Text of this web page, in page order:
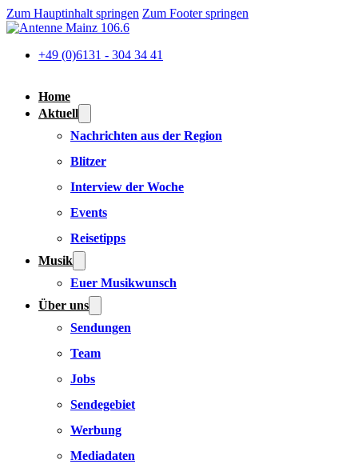
Zum Hauptinhalt springen Zum Footer springen
+49 (0)6131 - 304 34 41
Home
Aktuell
Nachrichten aus der Region
Blitzer
Interview der Woche
Events
Reisetipps
Musik
Euer Musikwunsch
Über uns
Sendungen
Team
Jobs
Sendegebiet
Werbung
Mediadaten